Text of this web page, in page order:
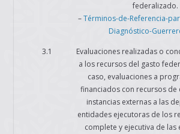
federalizado.
–Términos-de-Referencia-
Diagnóstico-
3.1
Evaluaciones realizadas o
a los recursos del gasto
caso, evaluaciones a
financiados con recursos de
instancias externas a las
entidades ejecutoras de los
complete y ejecutiva de las